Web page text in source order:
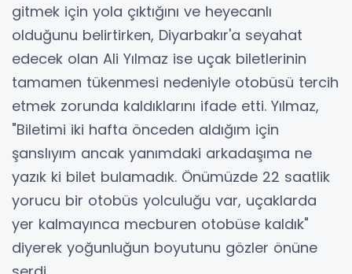
gitmek için yola çıktığını ve heyecanlı
olduğunu belirtirken, Diyarbakır'a seyahat
edecek olan Ali Yılmaz ise uçak biletlerinin
tamamen tükenmesi nedeniyle otobüsü tercih
etmek zorunda kaldıklarını ifade etti. Yılmaz,
"Biletimi iki hafta önceden aldığım için
şanslıyım ancak yanımdaki arkadaşıma ne
yazık ki bilet bulamadık. Önümüzde 22 saatlik
yorucu bir otobüs yolculuğu var, uçaklarda
yer kalmayınca mecburen otobüse kaldık"
diyerek yoğunluğun boyutunu gözler önüne